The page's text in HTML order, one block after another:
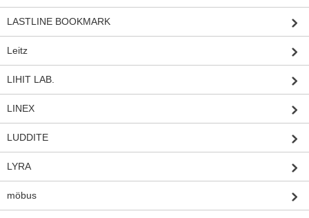
LASTLINE BOOKMARK
Leitz
LIHIT LAB.
LINEX
LUDDITE
LYRA
möbus